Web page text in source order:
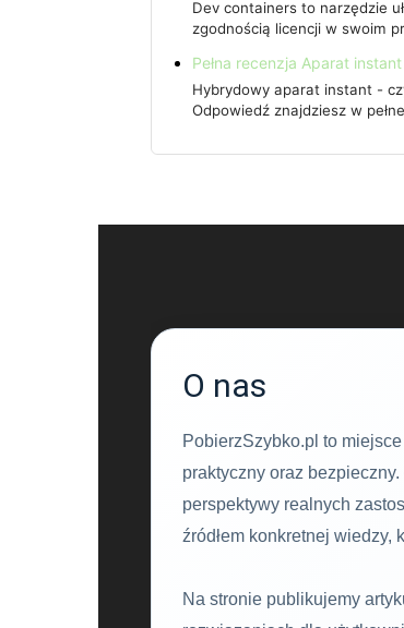
Dev containers to narzędzie
zgodnością licencji w swoim
Pełna recenzja Aparat
Hybrydowy aparat instant -
Odpowiedź znajdziesz w
O nas
PobierzSzybko.pl to
praktyczny oraz
perspektywy realnych
źródłem konkretnej
Na stronie publikujemy